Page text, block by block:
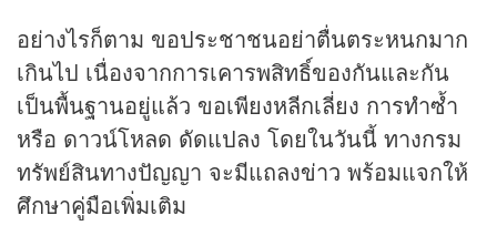
อย่างไรก็ตาม ขอประชาชนอย่าตื่นตระหนกมาก
เกินไป เนื่องจากการเคารพสิทธิ์ของกันและกัน
เป็นพื้นฐานอยู่แล้ว ขอเพียงหลีกเลี่ยง การทำซ้ำ
หรือ ดาวน์โหลด ดัดแปลง โดยในวันนี้ ทางกรม
ทรัพย์สินทางปัญญา จะมีแถลงข่าว พร้อมแจกให้
ศึกษาคู่มือเพิ่มเติม